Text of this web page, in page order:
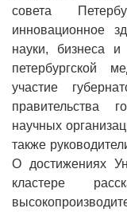
совета
инновационное
науки, бизнеса и
петербургской
участие
правительства
научных
также
О достижениях
кластере